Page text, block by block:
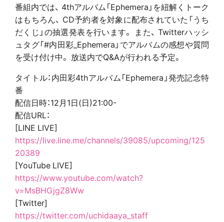
番組内では、 4thアルバム「Ephemera」を紐解くトーク
はもちろん、 CD予約者を対象に配布されていた「うち
だくじ」の抽選発表を行います。 また、 Twitterハッシ
ュタグ「#内田彩_Ephemera」でアルバムの感想や質問
を受け付け中。 放送内でQ&Aが行われる予定。
タイトル：内田彩4thアルバム「Ephemera」発売記念特
番
配信日時：12月1日(日)21:00-
配信URL：
[LINE LIVE]
https://live.line.me/channels/39085/upcoming/125
20389
[YouTube LIVE]
https://www.youtube.com/watch?
v=MsBHGjgZ8Ww
[Twitter]
https://twitter.com/uchidaaya_staff